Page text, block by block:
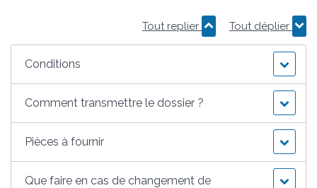
Tout replier Tout déplier
Conditions
Comment transmettre le dossier ?
Pièces à fournir
Que faire en cas de changement de